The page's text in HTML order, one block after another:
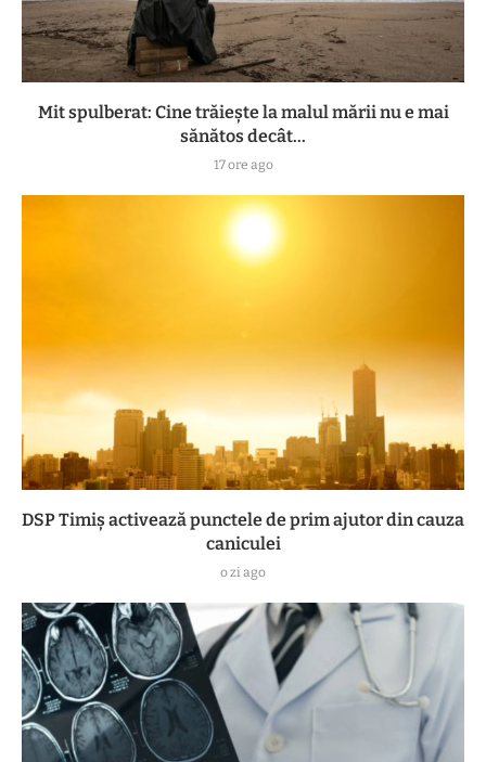
Mit spulberat: Cine trăiește la malul mării nu e mai
sănătos decât...
17 ore ago
DSP Timiș activează punctele de prim ajutor din cauza
caniculei
o zi ago